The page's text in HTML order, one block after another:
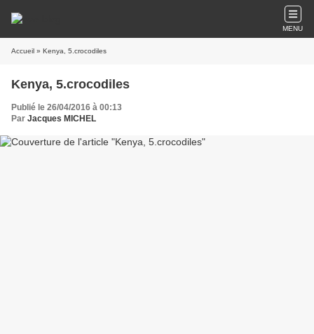
MENU
Accueil » Kenya, 5.crocodiles
Kenya, 5.crocodiles
Publié le 26/04/2016 à 00:13
Par Jacques MICHEL